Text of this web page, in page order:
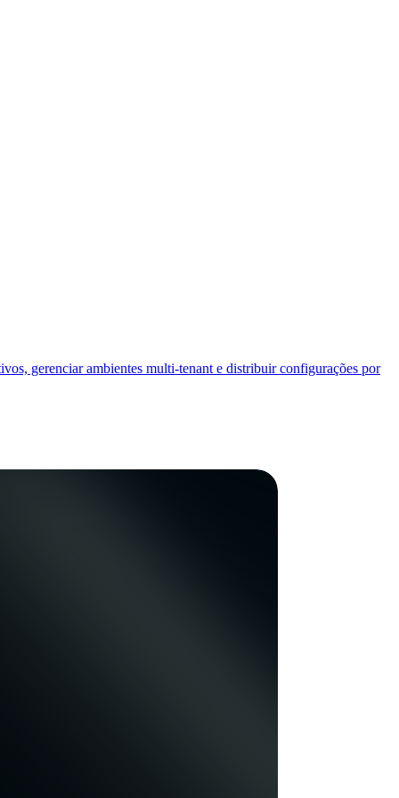
gerenciar ambientes multi-tenant e distribuir configurações por